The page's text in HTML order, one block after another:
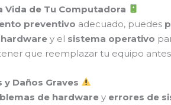
Vida de Tu Computadora
preventivo adecuado, puedes
y el sistema operativo
que reemplazar tu equipo
y Daños Graves
de hardware y errores de